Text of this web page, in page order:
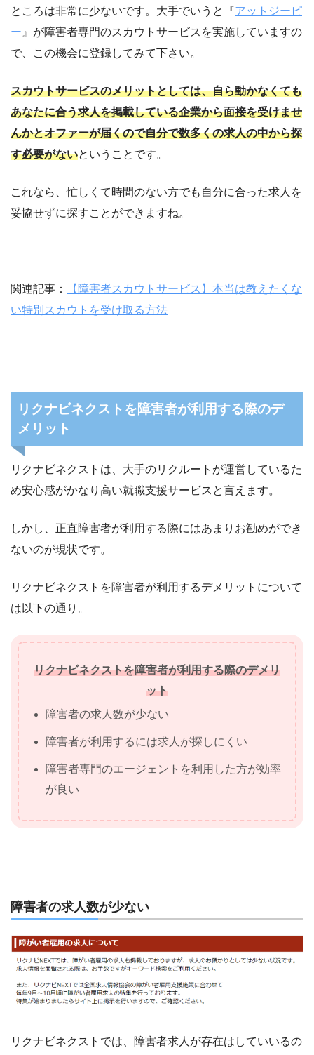
ところは非常に少ないです。大手でいうと『アットジーピ
ー』が障害者専門のスカウトサービスを実施していますの
で、この機会に登録してみて下さい。
スカウトサービスのメリットとしては、自ら動かなくても
あなたに合う求人を掲載している企業から面接を受けませ
んかとオファーが届くので自分で数多くの求人の中から探
す必要がないということです。
これなら、忙しくて時間のない方でも自分に合った求人を
妥協せずに探すことができますね。
関連記事：
【障害者スカウトサービス】本当は教えたくな
い特別スカウトを受け取る方法
リクナビネクストを障害者が利用する際のデ
メリット
リクナビネクストは、大手のリクルートが運営しているた
め安心感がかなり高い就職支援サービスと言えます。
しかし、正直障害者が利用する際にはあまりお勧めができ
ないのが現状です。
リクナビネクストを障害者が利用するデメリットについて
は以下の通り。
リクナビネクストを障害者が利用する際のデメリ
ット
障害者の求人数が少ない
障害者が利用するには求人が探しにくい
障害者専門のエージェントを利用した方が効率
が良い
障害者の求人数が少ない
リクナビネクストでは、障害者求人が存在はしていいるの